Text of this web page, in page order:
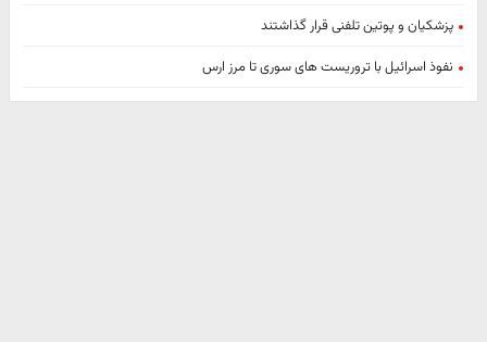
پزشکیان و پوتین تلفنی قرار گذاشتند
نفوذ اسرائیل با تروریست های سوری تا مرز ارس